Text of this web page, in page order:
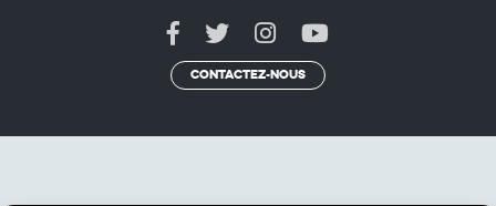
Contactez-nous